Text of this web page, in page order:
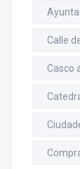
Calle
Casco